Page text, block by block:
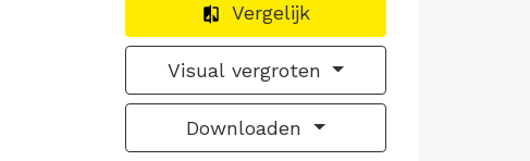
Vergelijk
Visual vergroten
Downloaden